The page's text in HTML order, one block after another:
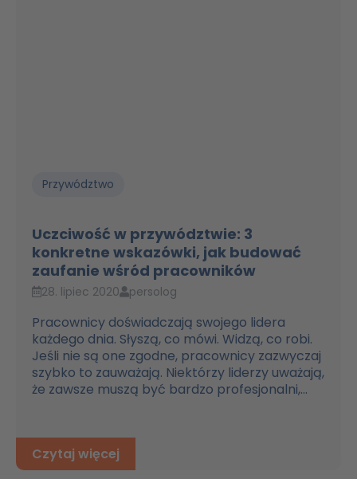
Przywództwo
Uczciwość w przywództwie: 3
konkretne wskazówki, jak budować
zaufanie wśród pracowników
28. lipiec 2020 persolog
Pracownicy doświadczają swojego lidera
każdego dnia. Słyszą, co mówi. Widzą, co robi.
Jeśli nie są one zgodne, pracownicy zazwyczaj
szybko to zauważają. Niektórzy liderzy uważają,
że zawsze muszą być bardzo profesjonalni,...
Czytaj więcej